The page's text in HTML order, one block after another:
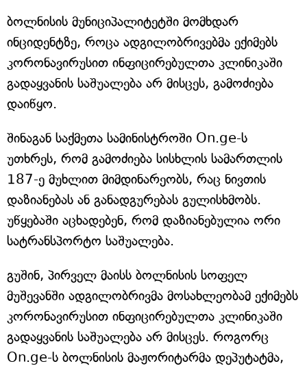
ბოლნისის მუნიციპალიტეტში მომხდარ
ინციდენტზე, როცა ადგილობრივებმა ექიმებს
კორონავირუსით ინფიცირებულთა კლინიკაში
გადაყვანის საშუალება არ მისცეს, გამოძიება
დაიწყო.
შინაგან საქმეთა სამინისტროში On.ge-ს
უთხრეს, რომ გამოძიება სისხლის სამართლის
187-ე მუხლით მიმდინარეობს, რაც ნივთის
დაზიანებას ან განადგურებას გულისხმობს.
უწყებაში აცხადებენ, რომ დაზიანებულია ორი
სატრანსპორტო საშუალება.
გუშინ, პირველ მაისს ბოლნისის სოფელ
მუშევანში ადგილობრივმა მოსახლეობამ ექიმებს
კორონავირუსით ინფიცირებულთა კლინიკაში
გადაყვანის საშუალება არ მისცეს. როგორც
On.ge-ს ბოლნისის მაჟორიტარმა დეპუტატმა,